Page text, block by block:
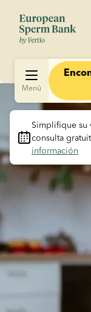
Menú
Simplifique su
consulta
información
Slide 1 of 1